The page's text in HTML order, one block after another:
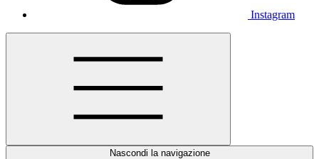
Instagram
Nascondi la navigazione